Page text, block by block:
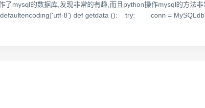
mysql的数据库,发现非常的有趣,而且python操作mysql的方法
8') def getdata (): try: conn =